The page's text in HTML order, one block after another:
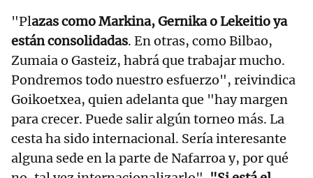
"Plazas como Markina, Gernika o Lekeitio ya
están consolidadas. En otras, como Bilbao,
Zumaia o Gasteiz, habrá que trabajar mucho.
Pondremos todo nuestro esfuerzo", reivindica
Goikoetxea, quien adelanta que "hay margen
para crecer. Puede salir algún torneo más. La
cesta ha sido internacional. Sería interesante
alguna sede en la parte de Nafarroa y, por qué